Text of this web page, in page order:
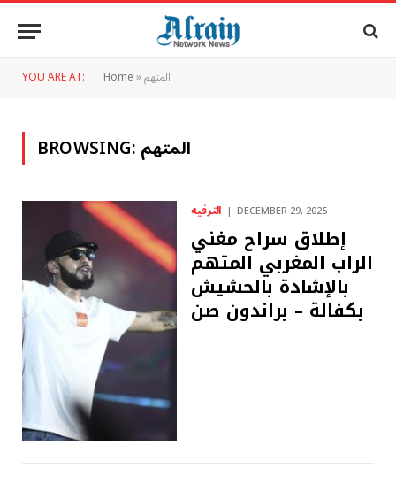
YOU ARE AT: Home»المتهم
BROWSING:المتهم
الترفيه DECEMBER 29, 2025
إطلاق سراح مغني
الراب المغربي المتهم
بالإشادة بالحشيش
بكفالة – ​​براندون صن